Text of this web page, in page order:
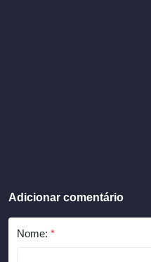
Adicionar comentário
Nome: *